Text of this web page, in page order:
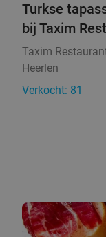
Turkse
bij Taxim
Taxim
Heerlen
Verkocht: 81